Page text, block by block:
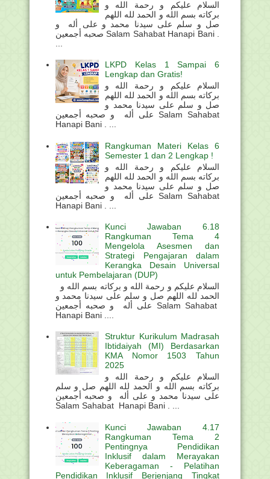
السلام عليكم و رحمة الله و
بركاته بسم الله و الحمد لله اللهم
صل و سلم على سيدنا محمد و على أله و
صحبه أجمعين Salam Sahabat Hanapi Bani .
LKPD Kelas 1 Sampai 6
Lengkap dan Gratis!
السلام عليكم و رحمة الله و
بركاته بسم الله و الحمد لله اللهم
صل و سلم على سيدنا محمد و
على أله و صحبه أجمعين Salam Sahabat
Hanapi Bani . ...
Rangkuman Materi Kelas 6
Semester 1 dan 2 Lengkap !
السلام عليكم و رحمة الله و
بركاته بسم الله و الحمد لله اللهم
صل و سلم على سيدنا محمد و
على أله و صحبه أجمعين Salam Sahabat
Hanapi Bani . ...
Kunci Jawaban 6.18
Rangkuman Tema 4
Mengelola Asesmen dan
Strategi Pengajaran dalam
Kerangka Desain Universal
untuk Pembelajaran (DUP)
الحمد لله اللهم صل و سلم على سيدنا محمد و
على أله و صحبه أجمعين Salam Sahabat
Hanapi Bani ....
Struktur Kurikulum Madrasah
Ibtidaiyah (MI) Berdasarkan
KMA Nomor 1503 Tahun
2025
السلام عليكم و رحمة الله و
بركاته بسم الله و الحمد لله اللهم صل و سلم
على سيدنا محمد و على أله و صحبه أجمعين
Salam Sahabat Hanapi Bani . ...
Kunci Jawaban 4.17
Rangkuman Tema 2
Pentingnya Pendidikan
Inklusif dalam Merayakan
Keberagaman - Pelatihan
Pendidikan Inklusif Berjenjang Tingkat